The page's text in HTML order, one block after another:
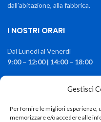
Gestisci
Per fornire le migliori esperienze,
memorizzare e/o accedere alle
dall’abitazione, alla fabbrica.
I NOSTRI ORARI
Dal Lunedì al Venerdì
9:00 – 12:00 | 14:00 – 18:00
I NOSTRI SERVIZI